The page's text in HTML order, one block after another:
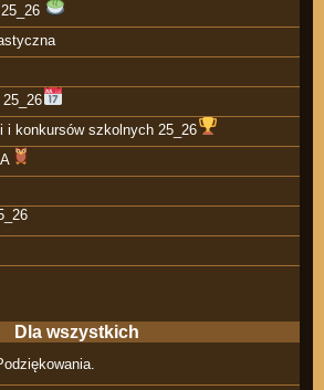
i konkursów szkolnych 25_26
Dla wszystkich